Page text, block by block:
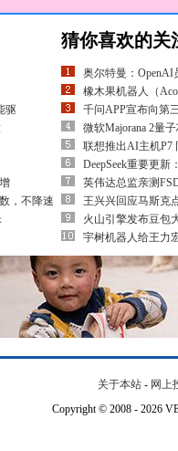
驱
，不降速
猜你喜欢的关
奥尔特曼：OpenAI
橡木果机器人（
千问APP宣布向第
微软Majorana 2量
联想推出AI主机P7
DeepSeek重要更新
英伟达总监亲测
王兴兴回应马斯克
火山引擎发布豆包
宇树机器人给王力
关于本站 - 网上
Copyright © 2008 - 2026